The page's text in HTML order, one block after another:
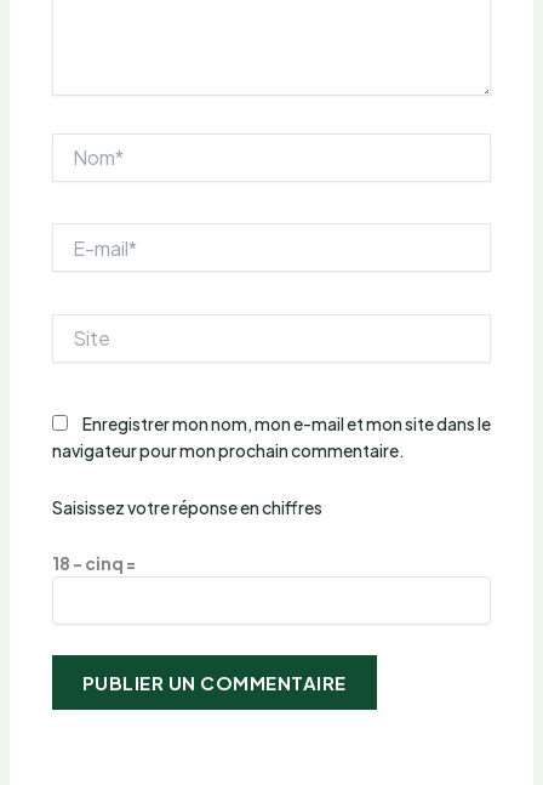
mail*
Enregistrer mon nom, mon e-mail et mon site dans le
navigateur pour mon prochain commentaire.
Saisissez votre réponse en chiffres
18 − cinq =